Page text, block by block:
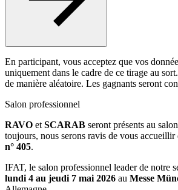
En participant, vous acceptez que vos
uniquement dans le cadre de ce tirage au
de manière aléatoire. Les gagnants seront
Salon professionnel
RAVO et SCARAB seront présents au salon
toujours, nous serons ravis de vous accueillir
n° 405.
IFAT, le salon professionnel leader de notre
lundi 4 au jeudi 7 mai 2026 au Messe